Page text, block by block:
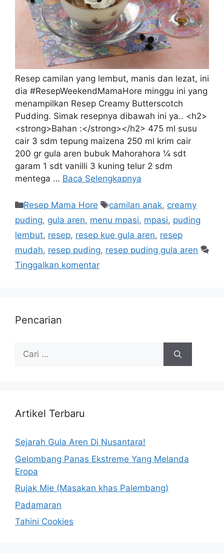
Resep camilan yang lembut, manis dan lezat, ini
dia #ResepWeekendMamaHore minggu ini yang
menampilkan Resep Creamy Butterscotch
Pudding. Simak resepnya dibawah ini ya.. <h2>
<strong>Bahan :</strong></h2> 475 ml susu
cair 3 sdm tepung maizena 250 ml krim cair
200 gr gula aren bubuk Mahorahora ¼ sdt
garam 1 sdt vanilli 3 kuning telur 2 sdm
mentega … Baca Selengkapnya
Resep Mama Hore camilan anak, creamy
puding, gula aren, menu mpasi, mpasi, puding
lembut, resep, resep kue gula aren, resep
mudah, resep puding, resep puding gula aren
Tinggalkan komentar
Pencarian
Artikel Terbaru
Sejarah Gula Aren Di Nusantara!
Gelombang Panas Ekstreme Yang Melanda
Eropa
Rujak Mie (Masakan khas Palembang)
Padamaran
Tahini Cookies